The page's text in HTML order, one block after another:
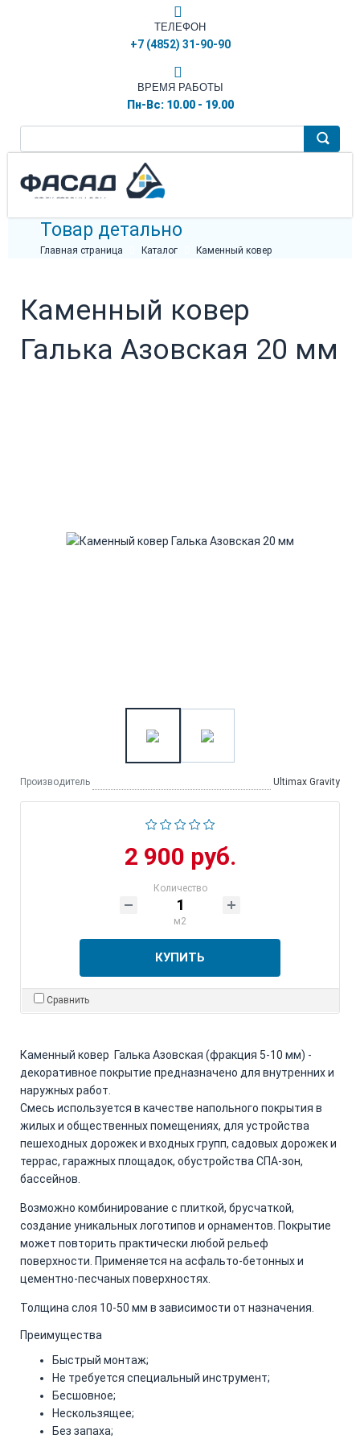
ТЕЛЕФОН
+7 (4852) 31-90-90
ВРЕМЯ РАБОТЫ
Пн-Вс: 10.00 - 19.00
Товар детально
Главная страница Каталог Каменный ковер
Каменный ковер
Галька Азовская 20 мм
Производитель Ultimax Gravity
2 900 руб.
Количество
м2
КУПИТЬ
Сравнить
Каменный ковер Галька Азовская (фракция 5-10 мм) -
декоративное покрытие предназначено для внутренних и
наружных работ.
Смесь используется в качестве напольного покрытия в
жилых и общественных помещениях, для устройства
пешеходных дорожек и входных групп, садовых дорожек и
террас, гаражных площадок, обустройства СПА-зон,
бассейнов.
Возможно комбинирование с плиткой, брусчаткой,
создание уникальных логотипов и орнаментов. Покрытие
может повторить практически любой рельеф
поверхности. Применяется на асфальто-бетонных и
цементно-песчаных поверхностях.
Толщина слоя 10-50 мм в зависимости от назначения.
Преимущества
Быстрый монтаж;
Не требуется специальный инструмент;
Бесшовное;
Нескользящее;
Без запаха;